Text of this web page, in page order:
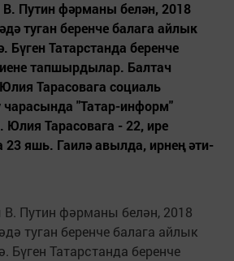
Путин фәрманы белән, 2018
туган беренче балага айлык
Бүген Татарстанда беренче
тапшырдылар. Балтач
Тарасовага социаль
чарасында "Татар-информ"
Юлия Тарасовага - 22, ире
23 яшь. Гаилә авылда, ирнең әти-
Путин фәрманы белән, 2018
туган беренче балага айлык
Бүген Татарстанда беренче